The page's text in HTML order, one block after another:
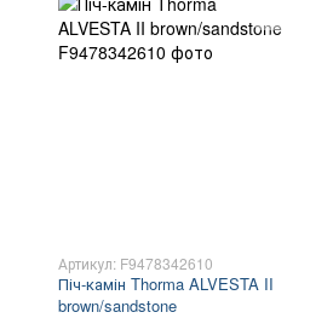
Артикул: F9478342610
Піч-камін Thorma ALVESTA II
brown/sandstone